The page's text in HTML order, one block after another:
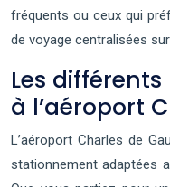
fréquents ou ceux qui
de voyage centralisées
Les
à l’aéroport
L’aéroport Charles de
stationnement adaptées